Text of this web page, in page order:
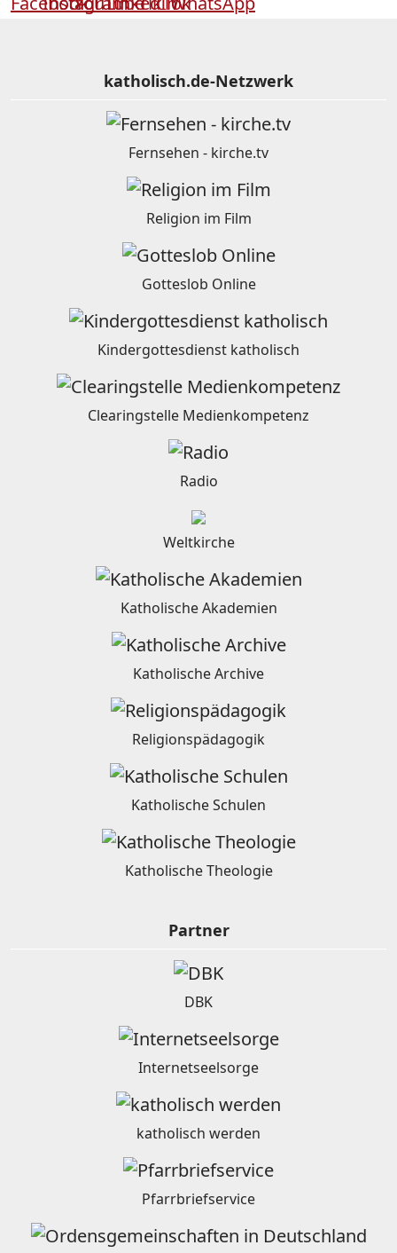
katholisch.de-Netzwerk
Fernsehen - kirche.tv
Religion im Film
Gotteslob Online
Kindergottesdienst katholisch
Clearingstelle Medienkompetenz
Radio
Weltkirche
Katholische Akademien
Katholische Archive
Religionspädagogik
Katholische Schulen
Katholische Theologie
Partner
DBK
Internetseelsorge
katholisch werden
Pfarrbriefservice